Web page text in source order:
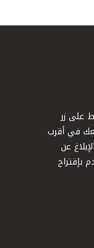
على زر
في أقرب
عن
بإقتراح